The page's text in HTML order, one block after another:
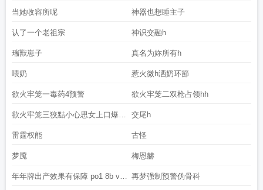
当她收容所呢 神器也想睡主子
认了一个老祖宗 神识交融h
瑞獸崽子 真名为妳所有h
喂奶 惹火微h洒奶环節
欲火牢笼一毒药4预警 欲火牢笼二双枪占领hh
欲火牢笼三狡黠小心思女上口爆预
警
交尾h
雷霆权能 古怪
梦魇 梅恩赫
年年牌出产效果有保障 po1 8b v c 再梦强制预警伪骨科